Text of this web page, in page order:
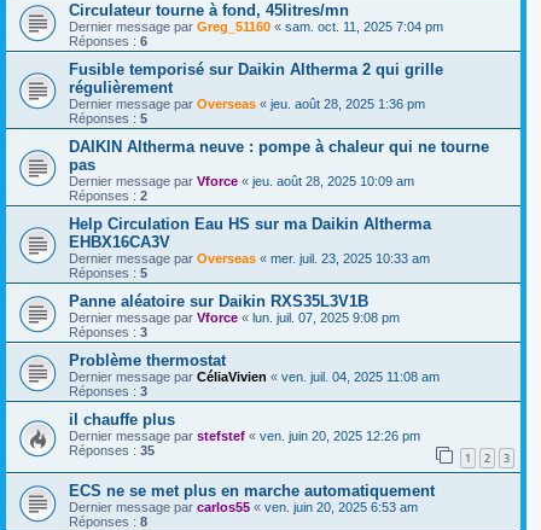
Circulateur tourne à fond, 45litres/mn
Dernier message par Greg_51160 « sam. oct. 11, 2025 7:04 pm
Réponses : 6
Fusible temporisé sur Daikin Altherma 2 qui grille
régulièrement
Dernier message par Overseas « jeu. août 28, 2025 1:36 pm
Réponses : 5
DAIKIN Altherma neuve : pompe à chaleur qui ne tourne
pas
Dernier message par Vforce « jeu. août 28, 2025 10:09 am
Réponses : 2
Help Circulation Eau HS sur ma Daikin Altherma
EHBX16CA3V
Dernier message par Overseas « mer. juil. 23, 2025 10:33 am
Réponses : 5
Panne aléatoire sur Daikin RXS35L3V1B
Dernier message par Vforce « lun. juil. 07, 2025 9:08 pm
Réponses : 3
Problème thermostat
Dernier message par CéliaVivien « ven. juil. 04, 2025 11:08 am
Réponses : 3
il chauffe plus
Dernier message par stefstef « ven. juin 20, 2025 12:26 pm
Réponses : 35 1 2 3
ECS ne se met plus en marche automatiquement
Dernier message par carlos55 « ven. juin 20, 2025 6:53 am
Réponses : 8